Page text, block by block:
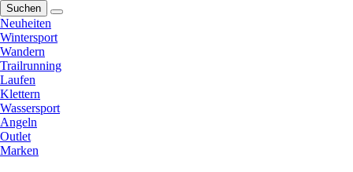
Suchen
Neuheiten
Wintersport
Wandern
Trailrunning
Laufen
Klettern
Wassersport
Angeln
Outlet
Marken